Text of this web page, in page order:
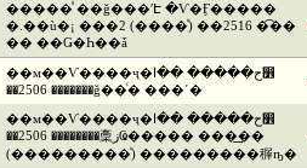
�����ⷹ ��ǧ���ʹԷ �Ѵ�Ӻ�����
�.��ù�¡ ���2 (����ͧ) ��2516 �͡��
�� ��Ǥ�Һ��ǡ
��м��Ѵ����ҷ�ح����� ��ا෾
��2506 �������ǧ��ͨ� ���ʹ�
��м��Ѵ����ҷ�ح����� ��ا෾
��2506 ��������稾زҨ����� ���͢��
(���������ͧ) ���������稺ҧ�